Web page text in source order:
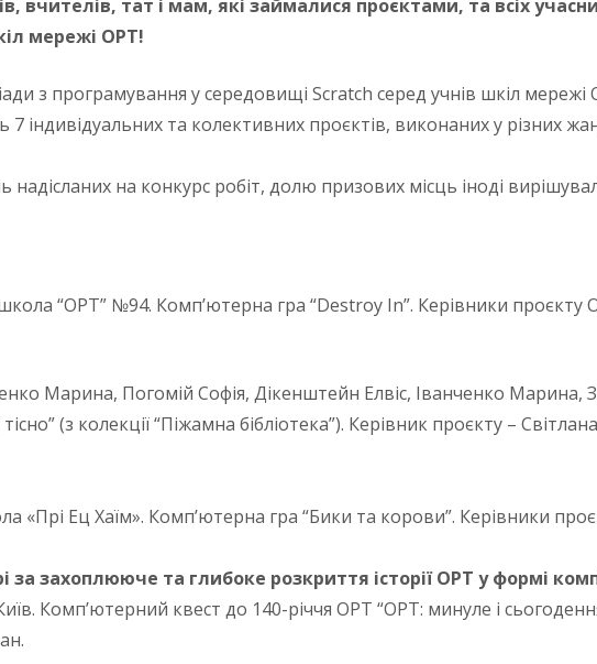
вчителів, тат і мам, які займалися проєктами, та всіх
мережі ОРТ!
з програмування у середовищі Scratch серед учнів шкіл мережі
7 індивідуальних та колективних проєктів, виконаних у різних
надісланих на конкурс робіт, долю призових місць іноді
“ОРТ” №94. Комп’ютерна гра “Destroy In”. Керівники проєкту
Марина, Погомій Софія, Дікенштейн Елвіс, Іванченко Марина,
(з колекції “Піжамна бібліотека”). Керівник проєкту –
«Прі Ец Хаїм». Комп’ютерна гра “Бики та корови”. Керівники
захоплююче та глибоке розкриття історії ОРТ у формі
Комп’ютерний квест до 140-річчя ОРТ “ОРТ: минуле і